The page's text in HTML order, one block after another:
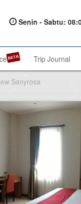
Senin - Sabtu:
Trip Journal
Sanyrosa